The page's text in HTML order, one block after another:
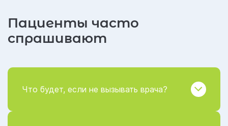
Пациенты часто
спрашивают
Что будет, если не вызывать врача?